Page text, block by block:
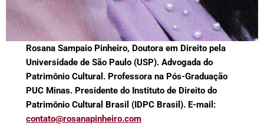
Rosana Sampaio Pinheiro, Doutora em Direito pela
Universidade de São Paulo (USP). Advogada do
Patrimônio Cultural. Professora na Pós-Graduação
PUC Minas. Presidente do Instituto de Direito do
Patrimônio Cultural Brasil (IDPC Brasil). E-mail:
contato@rosanapinheiro.com